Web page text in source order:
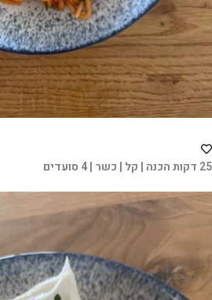
25 דקות הכנה | קל | כשר | 4 סועדים